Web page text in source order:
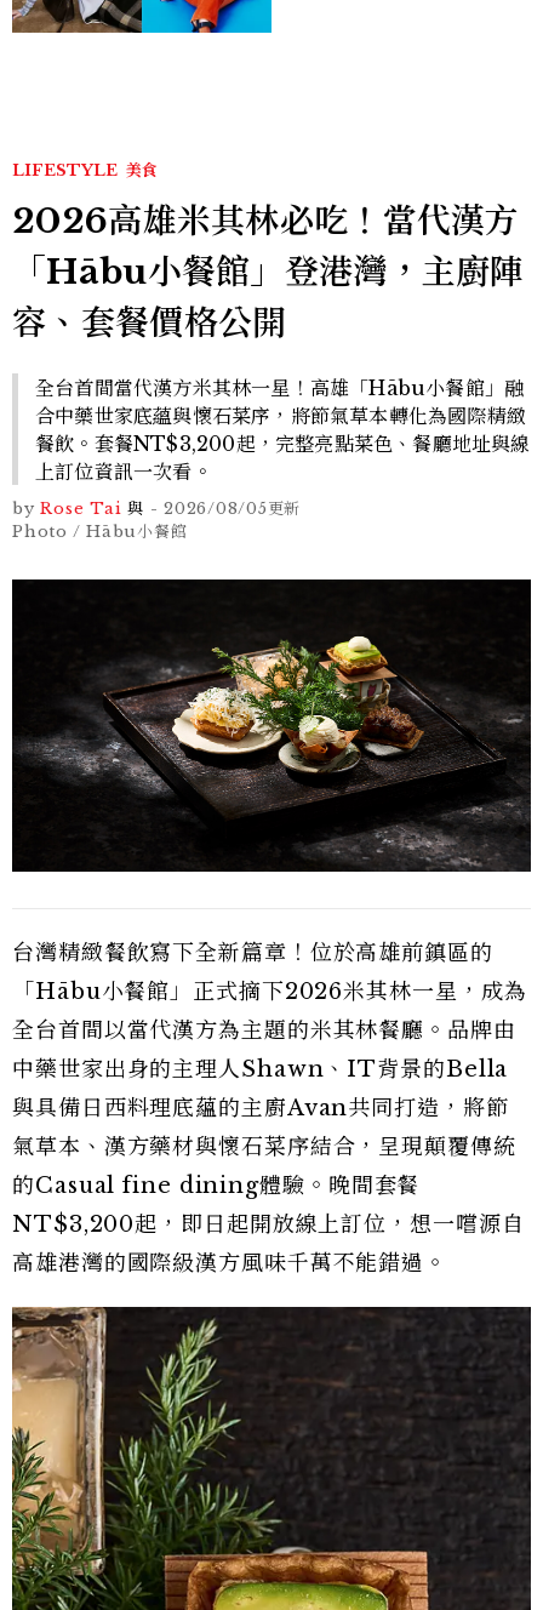
LIFESTYLE 美食
2026高雄米其林必吃！當代漢方
「Hābu小餐館」登港灣，主廚陣
容、套餐價格公開
全台首間當代漢方米其林一星！高雄「Hābu小餐館」融
合中藥世家底蘊與懷石菜序，將節氣草本轉化為國際精緻
餐飲。套餐NT$3,200起，完整亮點菜色、餐廳地址與線
上訂位資訊一次看。
by Rose Tai 與 - 2026/08/05更新
Photo / Hābu小餐館
台灣精緻餐飲寫下全新篇章！位於高雄前鎮區的
「Hābu小餐館」正式摘下2026米其林一星，成為
全台首間以當代漢方為主題的米其林餐廳。品牌由
中藥世家出身的主理人Shawn、IT背景的Bella
與具備日西料理底蘊的主廚Avan共同打造，將節
氣草本、漢方藥材與懷石菜序結合，呈現顛覆傳統
的Casual fine dining體驗。晚間套餐
NT$3,200起，即日起開放線上訂位，想一嚐源自
高雄港灣的國際級漢方風味千萬不能錯過。